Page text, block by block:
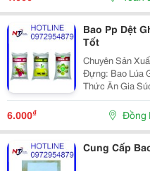
Được Ứng...
Bao Pp Dệt
Tốt
Chuyên Sản Xuất
Đựng: Bao Lúa
Thức Ăn Gia Súc&Hellip; Cấu
Dệt + Keo
&Ndash; Lớp
6.000₫ Đồng
Cung Cấp